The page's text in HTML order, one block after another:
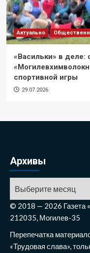
Актуально
«Васильки» в деле:
спортивной игры
29.07.2026
Архивы
© 2018 — 2026 Газета
212035, Могилев-35
Перепечатка
«Трудовая слава»,